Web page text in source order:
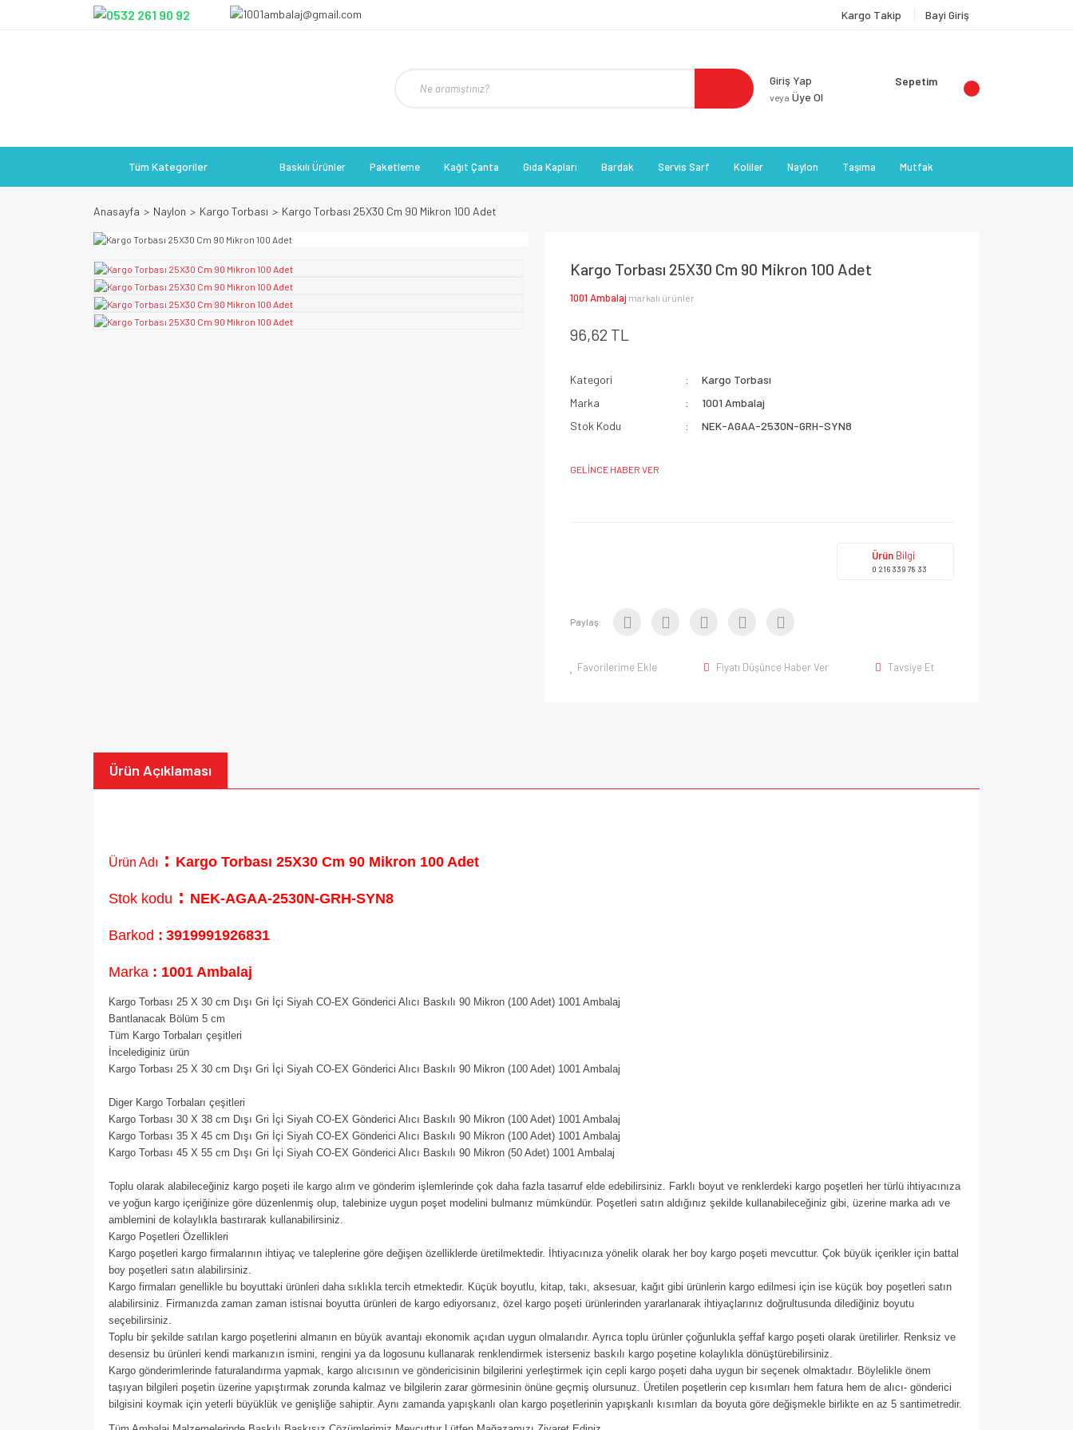
Kargo Takip Bayi Giriş
Giriş Yap
veya Üye Ol
Sepetim
Tüm Kategoriler Baskılı Ürünler Paketleme Kağıt Çanta Gıda Kapları Bardak Servis Sarf Koliler Naylon Taşıma Mutfak
Anasayfa Naylon Kargo Torbası Kargo Torbası 25X30 Cm 90 Mikron 100 Adet
Kargo Torbası 25X30 Cm 90 Mikron 100 Adet
1001 Ambalaj markalı ürünler
96,62 TL
Kategori
Kargo Torbası
Marka
1001 Ambalaj
Stok Kodu
NEK-AGAA-2530N-GRH-SYN8
GELİNCE HABER VER
Ürün Bilgi
0 216 339 78 33
Paylaş:
Favorilerime Ekle Fiyatı Düşünce Haber Ver Tavsiye Et
Ürün Açıklaması
Ürün Adı : Kargo Torbası 25X30 Cm 90 Mikron 100 Adet
Stok kodu : NEK-AGAA-2530N-GRH-SYN8
Barkod : 3919991926831
Marka : 1001 Ambalaj
Kargo Torbası 25 X 30 cm Dışı Gri İçi Siyah CO-EX Gönderici Alıcı Baskılı 90 Mikron (100 Adet) 1001 Ambalaj
Bantlanacak Bölüm 5 cm
Tüm Kargo Torbaları çeşitleri
İncelediginiz ürün
Kargo Torbası 25 X 30 cm Dışı Gri İçi Siyah CO-EX Gönderici Alıcı Baskılı 90 Mikron (100 Adet) 1001 Ambalaj
Diger Kargo Torbaları çeşitleri
Kargo Torbası 30 X 38 cm Dışı Gri İçi Siyah CO-EX Gönderici Alıcı Baskılı 90 Mikron (100 Adet) 1001 Ambalaj
Kargo Torbası 35 X 45 cm Dışı Gri İçi Siyah CO-EX Gönderici Alıcı Baskılı 90 Mikron (100 Adet) 1001 Ambalaj
Kargo Torbası 45 X 55 cm Dışı Gri İçi Siyah CO-EX Gönderici Alıcı Baskılı 90 Mikron (50 Adet) 1001 Ambalaj
Toplu olarak alabileceğiniz kargo poşeti ile kargo alım ve gönderim işlemlerinde çok daha fazla tasarruf elde edebilirsiniz. Farklı boyut ve renklerdeki kargo poşetleri her türlü ihtiyacınıza
ve yoğun kargo içeriğinize göre düzenlenmiş olup, talebinize uygun poşet modelini bulmanız mümkündür. Poşetleri satın aldığınız şekilde kullanabileceğiniz gibi, üzerine marka adı ve
amblemini de kolaylıkla bastırarak kullanabilirsiniz.
Kargo Poşetleri Özellikleri
Kargo poşetleri kargo firmalarının ihtiyaç ve taleplerine göre değişen özelliklerde üretilmektedir. İhtiyacınıza yönelik olarak her boy kargo poşeti mevcuttur. Çok büyük içerikler için battal
boy poşetleri satın alabilirsiniz.
Kargo firmaları genellikle bu boyuttaki ürünleri daha sıklıkla tercih etmektedir. Küçük boyutlu, kitap, takı, aksesuar, kağıt gibi ürünlerin kargo edilmesi için ise küçük boy poşetleri satın
alabilirsiniz. Firmanızda zaman zaman istisnai boyutta ürünleri de kargo ediyorsanız, özel kargo poşeti ürünlerinden yararlanarak ihtiyaçlarınız doğrultusunda dilediğiniz boyutu
seçebilirsiniz.
Toplu bir şekilde satılan kargo poşetlerini almanın en büyük avantajı ekonomik açıdan uygun olmalarıdır. Ayrıca toplu ürünler çoğunlukla şeffaf kargo poşeti olarak üretilirler. Renksiz ve
desensiz bu ürünleri kendi markanızın ismini, rengini ya da logosunu kullanarak renklendirmek isterseniz baskılı kargo poşetine kolaylıkla dönüştürebilirsiniz.
Kargo gönderimlerinde faturalandırma yapmak, kargo alıcısının ve göndericisinin bilgilerini yerleştirmek için cepli kargo poşeti daha uygun bir seçenek olmaktadır. Böylelikle önem
taşıyan bilgileri poşetin üzerine yapıştırmak zorunda kalmaz ve bilgilerin zarar görmesinin önüne geçmiş olursunuz. Üretilen poşetlerin cep kısımları hem fatura hem de alıcı- gönderici
bilgisini koymak için yeterli büyüklük ve genişliğe sahiptir. Aynı zamanda yapışkanlı olan kargo poşetlerinin yapışkanlı kısımları da boyuta göre değişmekle birlikte en az 5 santimetredir.